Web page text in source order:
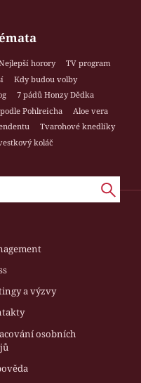
horory
TV program
Kdy budou volby
7 pádů Honzy Dědka
Pohlreicha
Aloe vera
Tvarohové knedlíky
koláč
a výzvy
osobních